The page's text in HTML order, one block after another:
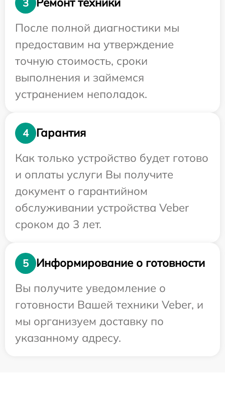
3
После полной диагностики мы
предоставим на утверждение
точную стоимость, сроки
выполнения и займемся
устранением неполадок.
4
Гарантия
Как только устройство будет готово
и оплаты услуги Вы получите
документ о гарантийном
обслуживании устройства Veber
сроком до 3 лет.
5
Информирование о готовности
Вы получите уведомление о
готовности Вашей техники Veber, и
мы организуем доставку по
указанному адресу.